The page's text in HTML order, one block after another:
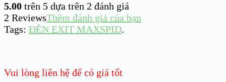
5.00 trên 5 dựa trên 2 đánh giá
2 ReviewsThêm đánh giá của bạn
Tags: ĐÈN EXIT MAXSPID.
Vui lòng liên hệ để có giá tốt